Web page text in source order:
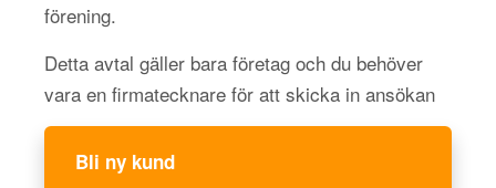
förening.
Detta avtal gäller bara företag och du behöver
vara en firmatecknare för att skicka in ansökan
Bli ny kund